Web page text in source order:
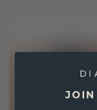
JOIN